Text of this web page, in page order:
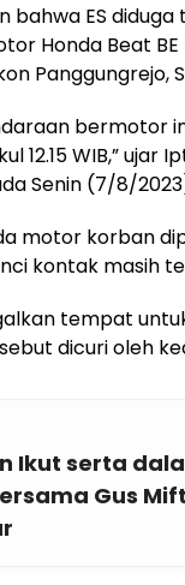
bahwa ES
Honda Beat BE
Panggungrejo,
bermotor
12.15 WIB,” ujar
Senin (7/8/
motor korban
kontak masih
tempat
dicuri oleh
Ikut serta
Gus